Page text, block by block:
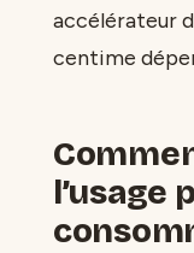
accélérateur
centime
l’usage